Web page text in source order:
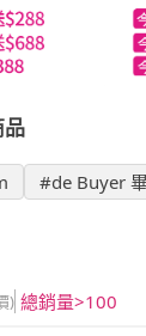
#de Buyer
) 總銷量>100